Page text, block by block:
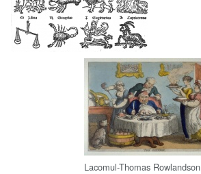
Lacomul-Thomas Rowlandson